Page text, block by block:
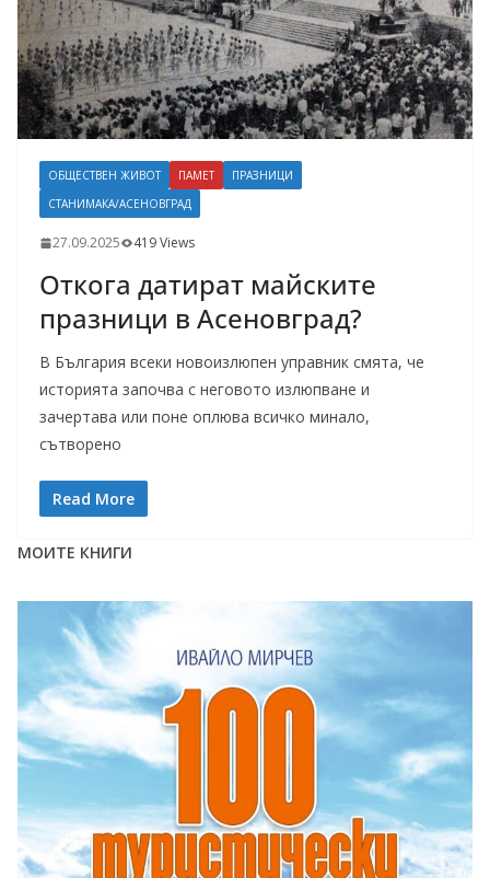
ОБЩЕСТВЕН ЖИВОТ ПАМЕТ
ПРАЗНИЦИ
СТАНИМАКА/АСЕНОВГРАД
27.09.2025 419 Views
Откога датират майските
празници в Асеновград?
В България всеки новоизлюпен управник смята, че
историята започва с неговото излюпване и
зачертава или поне оплюва всичко минало,
сътворено
Read More
МОИТЕ КНИГИ